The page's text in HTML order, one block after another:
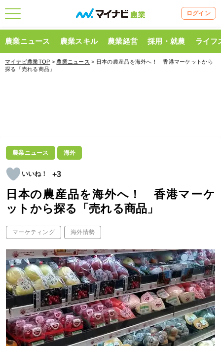
ログイン
農業ニュース 農業スキル 農業経営 採用・就農 ライフ
マイナビ農業TOP > 農業ニュース > 日本の農産品を海外へ！ 香港マーケットから
探る「売れる商品」
農業ニュース 海外
+3
日本の農産品を海外へ！ 香港マーケ
ットから探る「売れる商品」
マーケティング 海外情勢